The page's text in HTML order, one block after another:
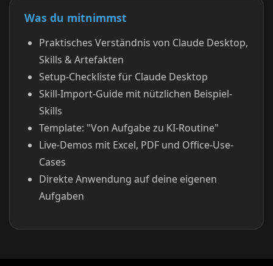
Was du mitnimmst
Praktisches Verständnis von Claude Desktop,
Skills & Artefakten
Setup-Checkliste für Claude Desktop
Skill-Import-Guide mit nützlichen Beispiel-
Skills
Template: "Von Aufgabe zu KI-Routine"
Live-Demos mit Excel, PDF und Office-Use-
Cases
Direkte Anwendung auf deine eigenen
Aufgaben